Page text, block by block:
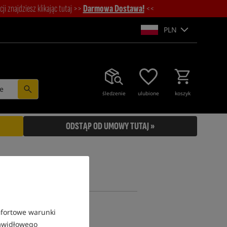
warunki
znajdziesz klikając tutaj >>Darmowa Dostawa! <<
PLN
śledzenie ulubione koszyk
ODSTĄP OD UMOWY TUTAJ »